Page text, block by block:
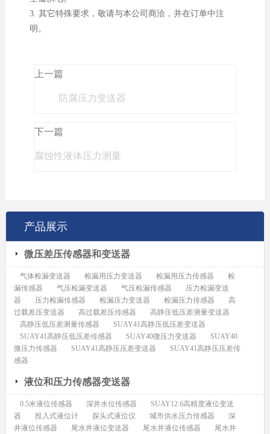
3. 其它特殊要求，敬请与本公司商洽，并在订单中注
明。
上一篇
防腐压力变送器
下一篇
腐蚀性液体压力测量
产品展示
微压差压传感器和变送器
气体检漏变送器 检漏用压力变送器 检漏用压力传感器
检
漏传感器
气压检漏变送器 气压检漏传感器
压力检漏变送
器
压力检漏传感器 检漏压力变送器 检漏压力传感器
高
过载差压变送器
高过载差压传感器
高静压低压差测量变送器
高静压低压差测量传感器
SUAY41高静压低压差变送器
SUAY41高静压低压差传感器
SUAY40微压力变送器
SUAY40
微压力传感器
SUAY41高静压压差变送器
SUAY41高静压压差传
感器
液位和压力传感器变送器
0.5米液位传感器 深井水位传感器
SUAY12.6高精度液位变送
器
投入式液位计 探头式液位仪 城市供水压力传感器
深
井液位传感器
尾水井液位变送器 尾水井液位传感器
尾水井